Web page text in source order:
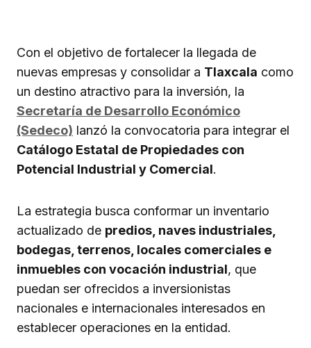
Con el objetivo de fortalecer la llegada de
nuevas empresas y consolidar a Tlaxcala como
un destino atractivo para la inversión, la
Secretaría de Desarrollo Económico
(Sedeco) lanzó la convocatoria para integrar el
Catálogo Estatal de Propiedades con
Potencial Industrial y Comercial.
La estrategia busca conformar un inventario
actualizado de predios, naves industriales,
bodegas, terrenos, locales comerciales e
inmuebles con vocación industrial, que
puedan ser ofrecidos a inversionistas
nacionales e internacionales interesados en
establecer operaciones en la entidad.